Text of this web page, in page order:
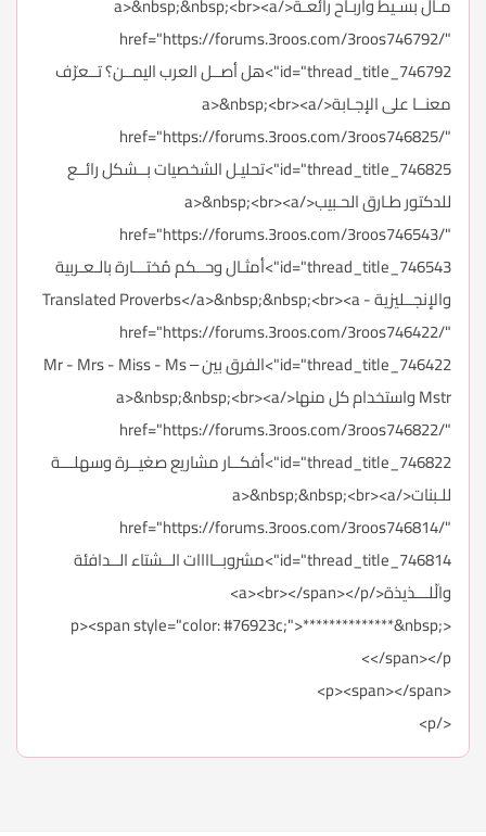
href="https://forums.3roos.com/3roos746792/"
id="thread_title_746792">هل أصــل العرب اليمــن؟ تــعرّف
معنــا على الإجـابة</a>&nbsp;<br><a
href="https://forums.3roos.com/3roos746825/"
id="thread_title_746825">تحليـل الشخصيات بــشكل رائــع
للدكتور طـارق الحـبيب</a>&nbsp;<br><a
href="https://forums.3roos.com/3roos746543/"
id="thread_title_746543">أمثـال وحــكم مُختـــارة بالـعـربية
والإنجــليزية - Translated Proverbs</a>&nbsp;&nbsp;<br><a
href="https://forums.3roos.com/3roos746422/"
id="thread_title_746422">الفرق بين Mr - Mrs - Miss - Ms –
Mstr واستخدام كل منها</a>&nbsp;&nbsp;<br><a
href="https://forums.3roos.com/3roos746822/"
id="thread_title_746822">أفكــار مشاريع صغيــرة وسهلـــة
للـبنات</a>&nbsp;&nbsp;<br><a
href="https://forums.3roos.com/3roos746814/"
id="thread_title_746814">مشروبــاااات الــشتاء الــدافئة
والّلـــذيذة</a><br></span></p>
<p><span style="color: #76923c;">**************&nbsp;
</span></p>
<p><span></span>
</p>